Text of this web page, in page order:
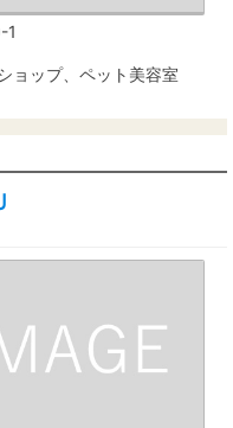
1
ョップ、ペット美容室